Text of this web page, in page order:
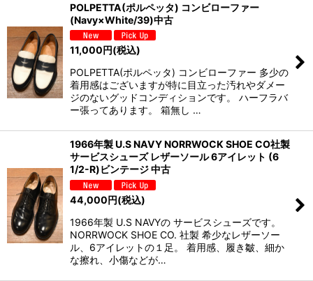
POLPETTA(ポルペッタ) コンビローファー
(Navy×White/39)中古
11,000円(税込)
POLPETTA(ポルペッタ) コンビローファー 多少の
着用感はございますが特に目立った汚れやダメー
ジのないグッドコンディションです。 ハーフラバ
ー張ってあります。 箱無し …
1966年製 U.S NAVY NORRWOCK SHOE CO社製
サービスシューズ レザーソール 6アイレット (6
1/2-R)ビンテージ 中古
44,000円(税込)
1966年製 U.S NAVYの サービスシューズです。
NORRWOCK SHOE CO. 社製 希少なレザーソー
ル、6アイレットの１足。 着用感、履き皺、細か
な擦れ、小傷などが…